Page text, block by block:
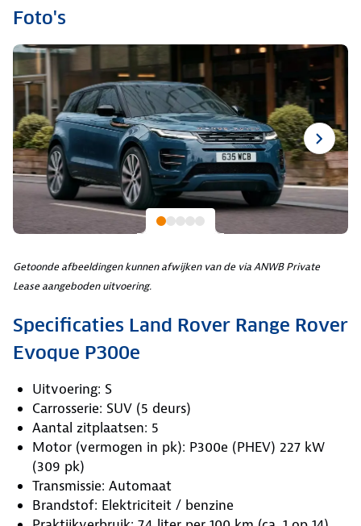
Foto's
Getoonde afbeeldingen kunnen afwijken van de via ANWB Private
Lease aangeboden uitvoering.
Specificaties Land Rover Range Rover
Evoque P300e
Uitvoering: S
Carrosserie: SUV (5 deurs)
Aantal zitplaatsen: 5
Motor (vermogen in pk): P300e (PHEV) 227 kW
(309 pk)
Transmissie: Automaat
Brandstof: Elektriciteit / benzine